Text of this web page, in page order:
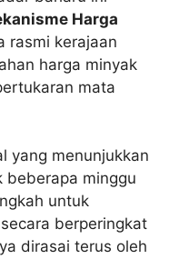
Harga
rasmi kerajaan
harga minyak
mata
yang menunjukkan
beberapa minggu
untuk
berperingkat
dirasai terus oleh